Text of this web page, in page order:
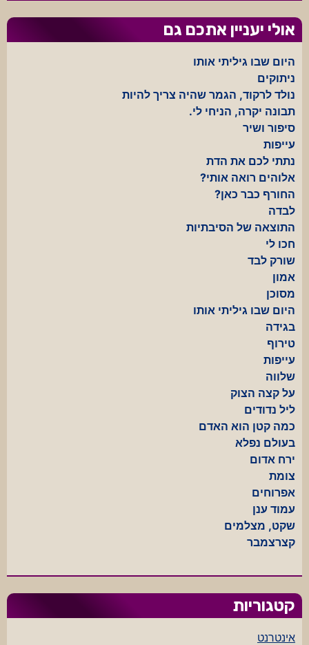
אולי יעניין אתכם גם
היום שבו גיליתי אותו
ניתוקים
נולד לרקוד, הגמר שהיה צריך להיות
תבונה יקרה, הניחי לי.
סיפור ושיר
עייפות
נתתי לכם את הדת
אלוהים רואה אותי?
החורף כבר כאן?
לבדה
התוצאה של הסיבתיות
חכו לי
שורק לבד
אמון
מסוכן
היום שבו גיליתי אותו
בגידה
טירוף
עייפות
שלווה
על קצה הצוק
ליל נדודים
כמה קטן הוא האדם
בעולם נפלא
ירח אדום
צומת
אפרוחים
עמוד ענן
שקט, מצלמים
קצרצמבר
קטגוריות
אינטרנט